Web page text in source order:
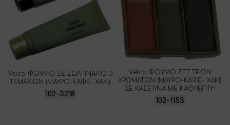
Velco ΦΟΥΜΟ ΣΕ ΣΩΛΗΝΑΡΙΟ 3
ΤΕΜΑΧΙΩΝ (ΜΑΥΡΟ-ΚΑΦΕ- XAKI)
102-3218
Velco ΦΟΥΜΟ ΣΕΤ ΤΡΙΩΝ
ΧΡΩΜΑΤΩΝ (ΜΑΥΡΟ-ΚΑΦΕ- XAKI)
ΣΕ ΚΑΣΕΤΙΝΑ ΜΕ ΚΑΘΡΕΠΤΗ
102-1153